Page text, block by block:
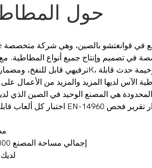
حول
في تصميم وإنتاج جميع أنواع المطاطية.
3
إجمالي مساحة المصنع 10000+ متر مربع
لديك 100+ عامل الآن